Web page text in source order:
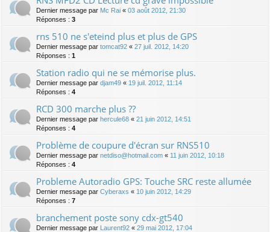
Dernier message par Mc Rai « 03 août 2012, 21:30
Réponses : 3
rns 510 ne s'eteind plus et plus de GPS
Dernier message par tomcat92 « 27 juil. 2012, 14:20
Réponses : 1
Station radio qui ne se mémorise plus.
Dernier message par djam49 « 19 juil. 2012, 11:14
Réponses : 4
RCD 300 marche plus ??
Dernier message par hercule68 « 21 juin 2012, 14:51
Réponses : 4
Problème de coupure d'écran sur RNS510
Dernier message par netdiso@hotmail.com « 11 juin 2012, 10:18
Réponses : 4
Probleme Autoradio GPS: Touche SRC reste allumée
Dernier message par Cyberaxs « 10 juin 2012, 14:29
Réponses : 7
branchement poste sony cdx-gt540
Dernier message par Laurent92 « 29 mai 2012, 17:04